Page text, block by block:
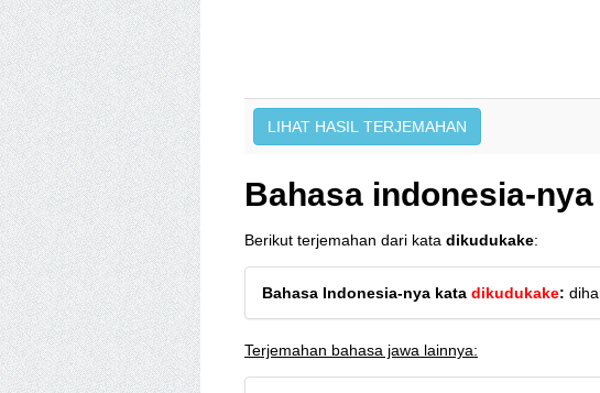
Bahasa indonesia-
Berikut terjemahan dari kata dikudukake:
Bahasa Indonesia-nya kata dikudukake:
Terjemahan bahasa jawa lainnya: